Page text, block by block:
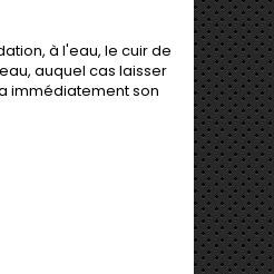
à l'eau, le cuir de
auquel cas laisser
immédiatement son